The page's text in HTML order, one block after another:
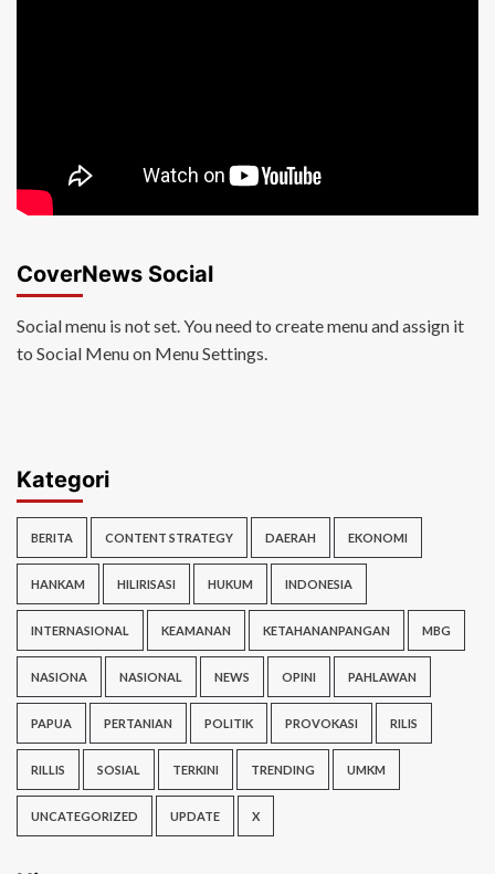
CoverNews Social
Social menu is not set. You need to create menu and assign it
to Social Menu on Menu Settings.
Kategori
BERITA CONTENT STRATEGY DAERAH EKONOMI
HANKAM HILIRISASI HUKUM INDONESIA
INTERNASIONAL KEAMANAN KETAHANANPANGAN MBG
NASIONA NASIONAL NEWS OPINI PAHLAWAN
PAPUA PERTANIAN POLITIK PROVOKASI RILIS
RILLIS SOSIAL TERKINI TRENDING UMKM
UNCATEGORIZED UPDATE X